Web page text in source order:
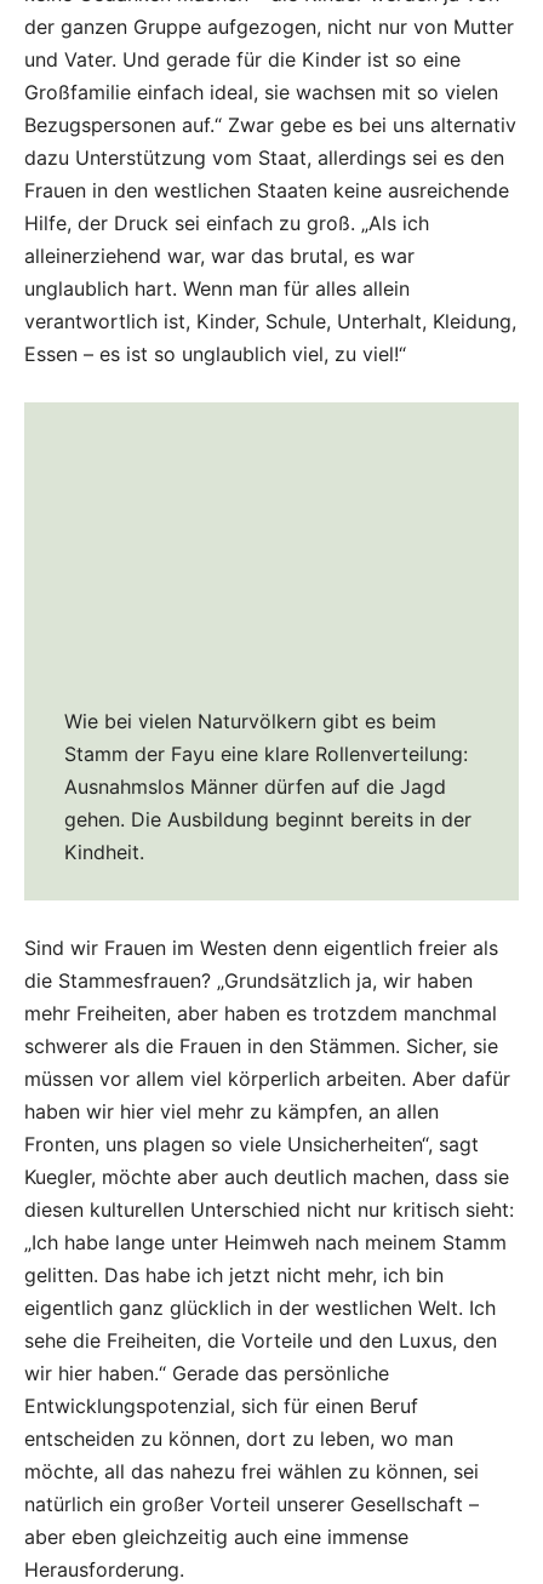
der ganzen Gruppe aufgezogen, nicht nur von Mutter
und Vater. Und gerade für die Kinder ist so eine
Großfamilie einfach ideal, sie wachsen mit so vielen
Bezugspersonen auf.“ Zwar gebe es bei uns alternativ
dazu Unterstützung vom Staat, allerdings sei es den
Frauen in den westlichen Staaten keine ausreichende
Hilfe, der Druck sei einfach zu groß. „Als ich
alleinerziehend war, war das brutal, es war
unglaublich hart. Wenn man für alles allein
verantwortlich ist, Kinder, Schule, Unterhalt, Kleidung,
Essen – es ist so unglaublich viel, zu viel!“
Wie bei vielen Naturvölkern gibt es beim
Stamm der Fayu eine klare Rollenverteilung:
Ausnahmslos Männer dürfen auf die Jagd
gehen. Die Ausbildung beginnt bereits in der
Kindheit.
Sind wir Frauen im Westen denn eigentlich freier als
die Stammesfrauen? „Grundsätzlich ja, wir haben
mehr Freiheiten, aber haben es trotzdem manchmal
schwerer als die Frauen in den Stämmen. Sicher, sie
müssen vor allem viel körperlich arbeiten. Aber dafür
haben wir hier viel mehr zu kämpfen, an allen
Fronten, uns plagen so viele Unsicherheiten“, sagt
Kuegler, möchte aber auch deutlich machen, dass sie
diesen kulturellen Unterschied nicht nur kritisch sieht:
„Ich habe lange unter Heimweh nach meinem Stamm
gelitten. Das habe ich jetzt nicht mehr, ich bin
eigentlich ganz glücklich in der westlichen Welt. Ich
sehe die Freiheiten, die Vorteile und den Luxus, den
wir hier haben.“ Gerade das persönliche
Entwicklungspotenzial, sich für einen Beruf
entscheiden zu können, dort zu leben, wo man
möchte, all das nahezu frei wählen zu können, sei
natürlich ein großer Vorteil unserer Gesellschaft –
aber eben gleichzeitig auch eine immense
Herausforderung.